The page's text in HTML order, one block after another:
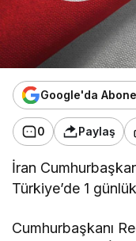
Google'da
0 Paylaş
İran
Türkiye’de 1
Cumhurbaşkanı